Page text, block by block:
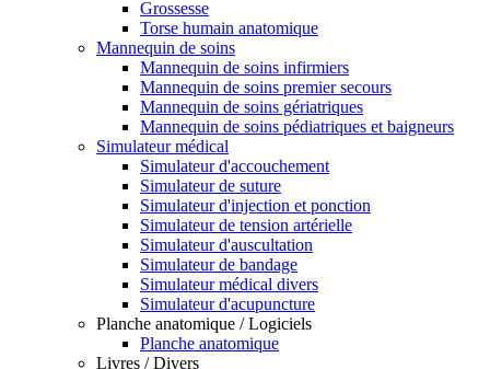
Grossesse
Torse humain anatomique
Mannequin de soins
Mannequin de soins infirmiers
Mannequin de soins premier secours
Mannequin de soins gériatriques
Mannequin de soins pédiatriques et baigneurs
Simulateur médical
Simulateur d'accouchement
Simulateur de suture
Simulateur d'injection et ponction
Simulateur de tension artérielle
Simulateur d'auscultation
Simulateur de bandage
Simulateur médical divers
Simulateur d'acupuncture
Planche anatomique / Logiciels
Planche anatomique
Livres / Divers